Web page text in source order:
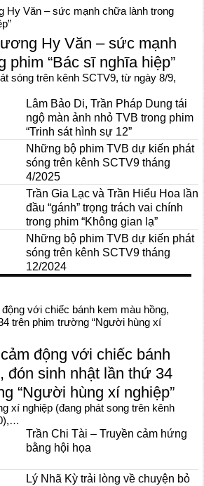
Hy Văn – sức mạnh
phim “Bác sĩ nghĩa hiệp”
sóng trên kênh SCTV9, từ ngày 8/9,
Lâm Bảo Di, Trần Pháp Dung tái
ngộ màn ảnh nhỏ TVB trong phim
“Trinh sát hình sự 12”
Những bộ phim TVB dự kiến phát
sóng trên kênh SCTV9 tháng
4/2025
Trần Gia Lạc và Trần Hiểu Hoa lần
đầu “gánh” trọng trách vai chính
trong phim “Không gian lạ”
Những bộ phim TVB dự kiến phát
sóng trên kênh SCTV9 tháng
12/2024
động với chiếc bánh
đón sinh nhật lần thứ 34
“Người hùng xí nghiệp”
xí nghiệp (đang phát song trên kênh
Trần Chi Tài – Truyền cảm hứng
bằng hội họa
Lý Nhã Kỳ trải lòng về chuyện bỏ